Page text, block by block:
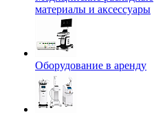
материалы и аксессуары
Оборудование в аренду